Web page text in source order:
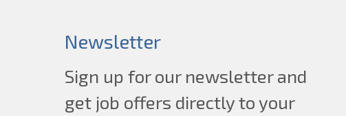
Newsletter
Sign up for our newsletter and
get job offers directly to your